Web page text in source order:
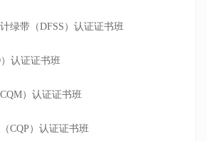
绿带（DFSS）认证证书班
认证证书班
）认证证书班
CQP）认证证书班